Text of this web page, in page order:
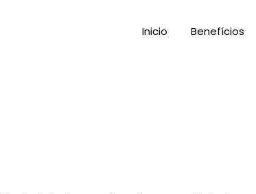
Inicio Benefícios